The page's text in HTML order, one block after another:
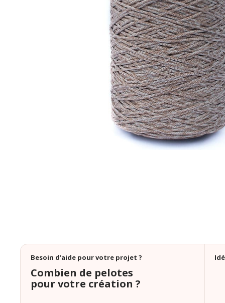
Besoin d’aide pour votre projet ?
Combien de pelotes
pour votre création ?